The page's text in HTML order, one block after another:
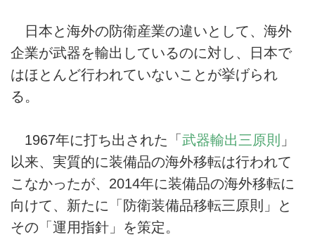
日本と海外の防衛産業の違いとして、海外
企業が武器を輸出しているのに対し、日本で
はほとんど行われていないことが挙げられ
る。
1967年に打ち出された「 武器輸出三原則 」
以来、実質的に装備品の海外移転は行われて
こなかったが、2014年に装備品の海外移転に
向けて、新たに「防衛装備品移転三原則」と
その「運用指針」を策定。